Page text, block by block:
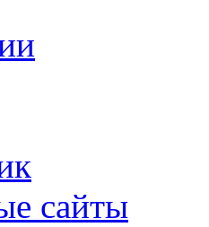
сайты